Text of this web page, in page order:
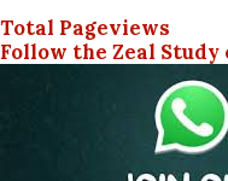
Total Pageviews
Follow the Zeal